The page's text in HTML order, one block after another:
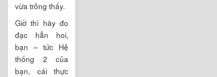
vừa trông thấy.
Giờ thì hãy đo
đạc hẳn hoi,
bạn – tức Hệ
thống 2 của
bạn, cái thực